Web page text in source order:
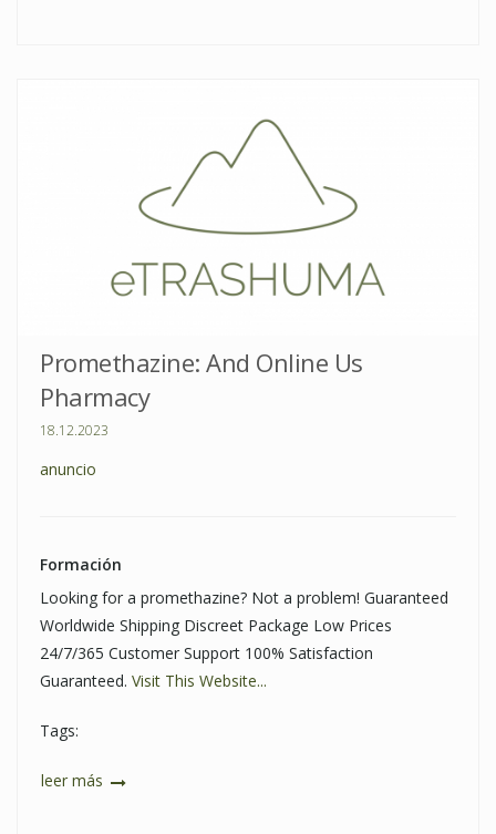
Promethazine: And Online Us
Pharmacy
18.12.2023
anuncio
Formación
Looking for a promethazine? Not a problem! Guaranteed
Worldwide Shipping Discreet Package Low Prices
24/7/365 Customer Support 100% Satisfaction
Guaranteed. Visit This Website...
Tags:
leer más